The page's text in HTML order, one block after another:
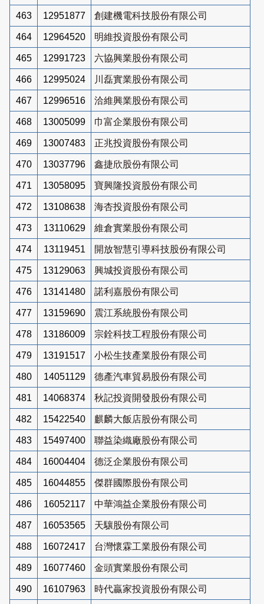
463 12951877 創建機電科技股份有限公司
464 12964520 明維投資股份有限公司
465 12991723 六協興業股份有限公司
466 12995024 川磊實業股份有限公司
467 12996516 洽維興業股份有限公司
468 13005099 巾富企業股份有限公司
469 13007483 正兆投資股份有限公司
470 13037796 鑫捷欣股份有限公司
471 13058095 寶興隆投資股份有限公司
472 13108638 海杏投資股份有限公司
473 13110629 維倉實業股份有限公司
474 13119451 開放智慧引導科技股份有限公司
475 13129063 興城投資股份有限公司
476 13141480 諾利嘉股份有限公司
477 13159690 震江系統股份有限公司
478 13186009 宗銓科技工程股份有限公司
479 13191517 小松生技產業股份有限公司
480 14051129 德產汽車貿易股份有限公司
481 14068374 秋記投資開發股份有限公司
482 15422540 麒麟大飯店股份有限公司
483 15497400 聯益染織廠股份有限公司
484 16004404 德泛企業股份有限公司
485 16044855 傑群國際股份有限公司
486 16052117 中華鴻益企業股份有限公司
487 16053565 天驤股份有限公司
488 16072417 台灣懷霖工業股份有限公司
489 16077460 金頭實業股份有限公司
490 16107963 時代贏家投資股份有限公司